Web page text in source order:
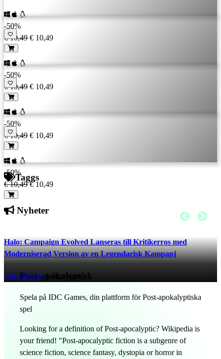
-50%
€ 10,49 € 10,49
-50%
€ 10,49 € 10,49
-50%
€ 10,49 € 10,49
-50%
€ 10,49 € 10,49
Taggs
Nyheter
Halo: Campaign Evolved Lanseras till Kritikerros med
Moderniserad Version av en Legendarisk Kampanj
Halo Infinite 1 days ago
Post-apokalyptisk
Spela på IDC Games, din plattform för Post-apokalyptiska
spel
Looking for a definition of Post-apocalyptic? Wikipedia is
your friend! "Post-apocalyptic fiction is a subgenre of
science fiction, science fantasy, dystopia or horror in